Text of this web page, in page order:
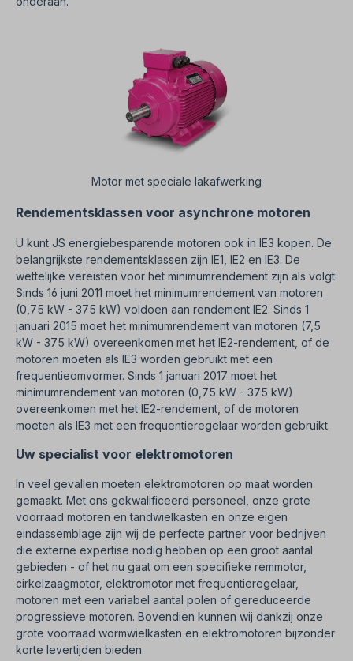
Motor met speciale lakafwerking
Rendementsklassen voor asynchrone motoren
U kunt JS energiebesparende motoren ook in IE3 kopen. De
belangrijkste rendementsklassen zijn IE1, IE2 en IE3. De
wettelijke vereisten voor het minimumrendement zijn als volgt:
Sinds 16 juni 2011 moet het minimumrendement van motoren
(0,75 kW - 375 kW) voldoen aan rendement IE2. Sinds 1
januari 2015 moet het minimumrendement van motoren (7,5
kW - 375 kW) overeenkomen met het IE2-rendement, of de
motoren moeten als IE3 worden gebruikt met een
frequentieomvormer. Sinds 1 januari 2017 moet het
minimumrendement van motoren (0,75 kW - 375 kW)
overeenkomen met het IE2-rendement, of de motoren
moeten als IE3 met een frequentieregelaar worden gebruikt.
Uw specialist voor elektromotoren
In veel gevallen moeten elektromotoren op maat worden
gemaakt. Met ons gekwalificeerd personeel, onze grote
voorraad motoren en tandwielkasten en onze eigen
eindassemblage zijn wij de perfecte partner voor bedrijven
die externe expertise nodig hebben op een groot aantal
gebieden - of het nu gaat om een specifieke remmotor,
cirkelzaagmotor, elektromotor met frequentieregelaar,
motoren met een variabel aantal polen of gereduceerde
progressieve motoren. Bovendien kunnen wij dankzij onze
grote voorraad wormwielkasten en elektromotoren bijzonder
korte levertijden bieden.